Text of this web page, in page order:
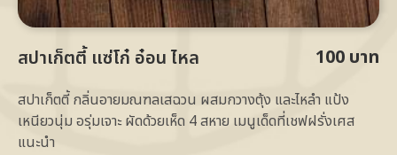
สปาเก็ตตี้ แซ่โก๋ อ๋อน ไหล 100 บาท
สปาเก็ตตี้ กลิ่นอายมณฑลเสฉวน ผสมกวางตุ้ง และไหลำ แป้ง
เหนียวนุ่ม อรุ่มเจาะ ผัดด้วยเห็ด 4 สหาย เมนูเด็ดที่เชฟฝรั่งเศส
แนะนำ